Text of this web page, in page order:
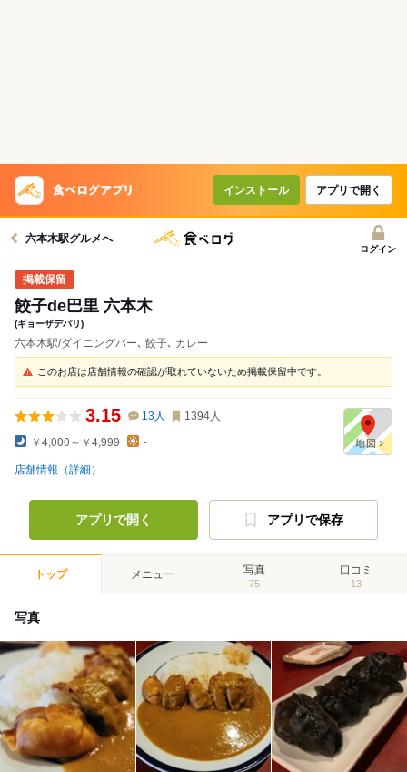
インストール アプリで開く
六本木駅グルメへ
ログイン
餃子de巴里 六本木
(ギョーザデパリ)
六本木駅/ダイニングバー､ 餃子､ カレー
このお店は店舗情報の確認が取れていないため掲載保留中です。
3.15 13人 1394人
￥4,000～￥4,999 -
店舗情報（詳細）
アプリで開く アプリで保存
トップ メニュー 写真
75
口コミ
13
写真